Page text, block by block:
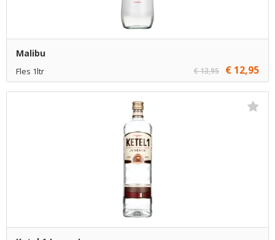
Malibu
Fles 1ltr € 13,95 € 12,95